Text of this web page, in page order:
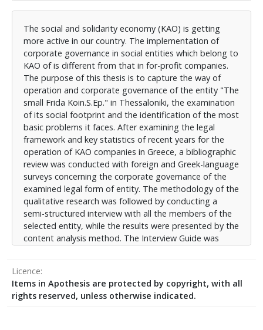
μέθοδο της ανάλυσης περιεχομένου. Ο Οδηγός
Συνέντευξης δημιουργήθηκε με ερωτήματα που
προέκυψαν κατά τη θεωρητική μελέτη. Ακόμη,
επιλέχθηκε η μελέτη περίπτωσης καθώς η έρευνα
αφορά μία μοναδική Κοιν.Σ.Επ. Ο κοινωνικός
χαρακτήρας της επιχείρησης είναι διάχυτος μέσα
από τις δράσεις της, την περιβαλλοντική της
προσέγγιση, την προώθηση της απασχόλησης και την
παράλληλη καταπολέμηση της ανεργίας, τη στήριξη
πολιτιστικών εκδηλώσεων και νέων καλλιτεχνών. Η
επιχείρηση έχει αντιμετωπίσει από την ίδρυσή της
πολλές δυσκολίες με κυριότερη την ίδια τη νομική της
μορφή. Η εξέλιξη του θεσμού των Κοιν.Σ.Επ.
λειτουργεί αποτρεπτικά στη βιωσιμότητα της
επιχείρησης ενώ η γραφειοκρατία και η έλλειψη
οικονομικής αλλά και λειτουργικής υποστήριξης από
το κράτος οδηγεί σε απαισιοδοξία για το μέλλον.
The social and solidarity economy (KAO) is getting
more active in our country. The implementation of
corporate governance in social entities which belong to
KAO of is different from that in for-profit companies.
The purpose of this thesis is to capture the way of
operation and corporate governance of the entity "The
small Frida Koin.S.Ep." in Thessaloniki, the examination
of its social footprint and the identification of the most
basic problems it faces. After examining the legal
framework and key statistics of recent years for the
operation of KAO companies in Greece, a bibliographic
review was conducted with foreign and Greek-language
surveys concerning the corporate governance of the
examined legal form of entity. The methodology of the
qualitative research was followed by conducting a
semi-structured interview with all the members of the
selected entity, while the results were presented by the
content analysis method. The Interview Guide was
the research concerns a unique form of entity. The
social character of the entity is pervasive through its
actions, its environmental approach, the promotion of
Licence
Items in Apothesis are protected by copyright, with all
rights reserved, unless otherwise indicated.